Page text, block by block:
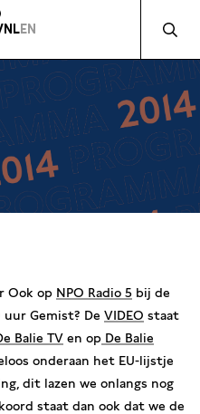
NLEN
Ook op NPO Radio 5 bij de
uur Gemist? De VIDEO staat
Balie TV en op De Balie
onderaan het EU-lijstje
dit lazen we onlangs nog
staat dan ook dat we de